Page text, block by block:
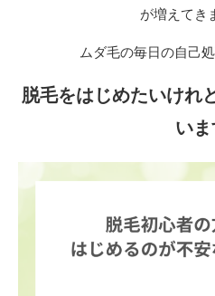
が増えてき
ムダ毛の毎日の自己
脱毛をはじめたいけれ
い